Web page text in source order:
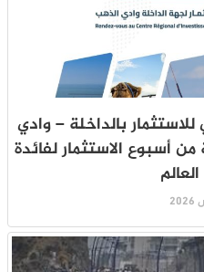
بالداخلة – وادي
أسبوع الاستثمار لفائدة